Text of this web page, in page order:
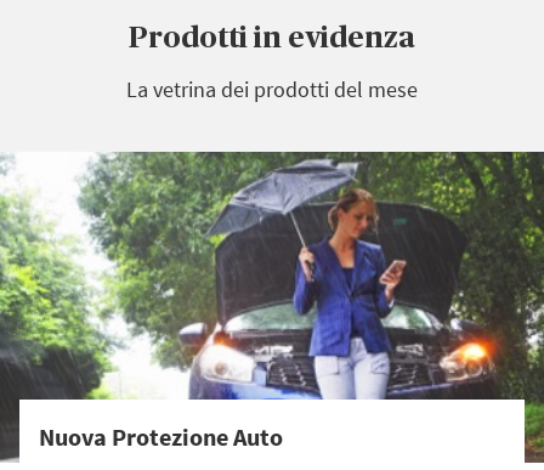
Prodotti in evidenza
La vetrina dei prodotti del mese
Nuova Protezione Auto